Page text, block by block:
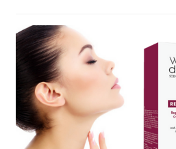
Refund and Returns Policy
Skin Care Blog